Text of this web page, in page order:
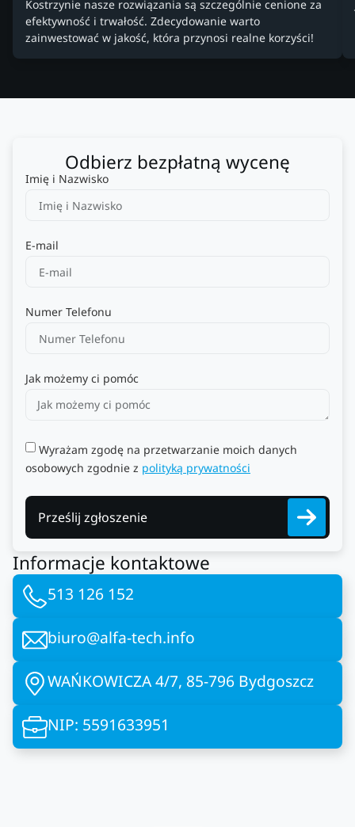
Kostrzynie nasze rozwiązania są szczególnie cenione za
efektywność i trwałość. Zdecydowanie warto
zainwestować w jakość, która przynosi realne korzyści!
Odbierz bezpłatną wycenę
Imię i Nazwisko
E-mail
Numer Telefonu
Jak możemy ci pomóc
Wyrażam zgodę na przetwarzanie moich danych
osobowych zgodnie z polityką prywatności
Prześlij zgłoszenie
Informacje kontaktowe
513 126 152
biuro@alfa-tech.info
WAŃKOWICZA 4/7, 85-796 Bydgoszcz
NIP: 5591633951